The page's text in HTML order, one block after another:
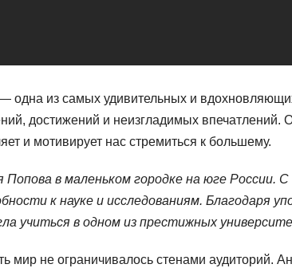
одна из самых удивительных и
достижений и неизгладимых
и мотивирует нас стремиться к большему.
Попова в маленьком городке на юге России.
к науке и исследованиям. Благодаря
учиться в одном из престижных
мир не ограничивалось стенами аудиторий.